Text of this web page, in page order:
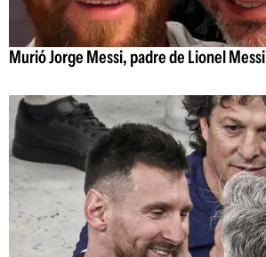
Murió Jorge Messi, padre de Lionel Messi